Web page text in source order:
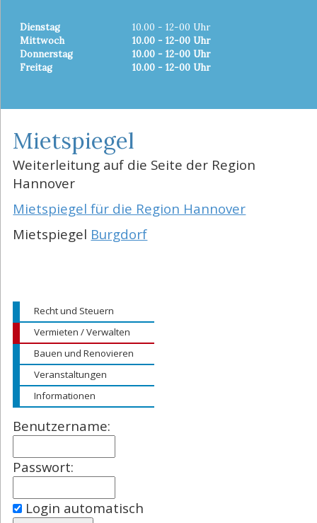
Dienstag
10.00 - 12-00 Uhr
Mittwoch
10.00 - 12-00 Uhr
Donnerstag
10.00 - 12-00 Uhr
Freitag
10.00 - 12-00 Uhr
Mietspiegel
Weiterleitung auf die Seite der Region
Hannover
Mietspiegel für die Region Hannover
Mietspiegel Burgdorf
Recht und Steuern
Vermieten / Verwalten
Bauen und Renovieren
Veranstaltungen
Informationen
Benutzername:
Passwort:
Login automatisch